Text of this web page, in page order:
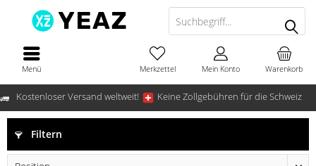
Kostenloser Versand weltweit! Keine Zollgebühren für die Schweiz
Menü Warenkorb
Merkzettel Mein Konto
Filtern